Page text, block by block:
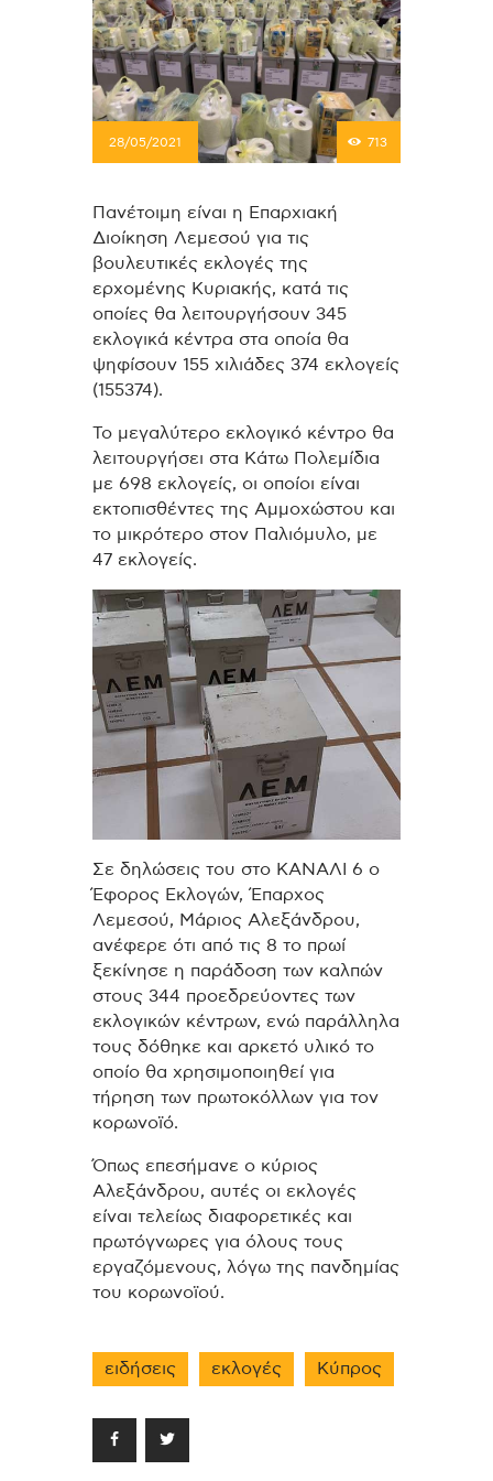
28/05/2021 713
Πανέτοιμη είναι η Επαρχιακή
Διοίκηση Λεμεσού για τις
βουλευτικές εκλογές της
ερχομένης Κυριακής, κατά τις
οποίες θα λειτουργήσουν 345
εκλογικά κέντρα στα οποία θα
ψηφίσουν 155 χιλιάδες 374 εκλογείς
(155374).
Το μεγαλύτερο εκλογικό κέντρο θα
λειτουργήσει στα Κάτω Πολεμίδια
με 698 εκλογείς, οι οποίοι είναι
εκτοπισθέντες της Αμμοχώστου και
το μικρότερο στον Παλιόμυλο, με
47 εκλογείς.
Σε δηλώσεις του στο ΚΑΝΑΛΙ 6 ο
Έφορος Εκλογών, Έπαρχος
Λεμεσού, Μάριος Αλεξάνδρου,
ανέφερε ότι από τις 8 το πρωί
ξεκίνησε η παράδοση των καλπών
στους 344 προεδρεύοντες των
εκλογικών κέντρων, ενώ παράλληλα
τους δόθηκε και αρκετό υλικό το
οποίο θα χρησιμοποιηθεί για
τήρηση των πρωτοκόλλων για τον
κορωνοϊό.
Όπως επεσήμανε ο κύριος
Αλεξάνδρου, αυτές οι εκλογές
είναι τελείως διαφορετικές και
πρωτόγνωρες για όλους τους
εργαζόμενους, λόγω της πανδημίας
του κορωνοϊού.
ειδήσεις εκλογές Κύπρος